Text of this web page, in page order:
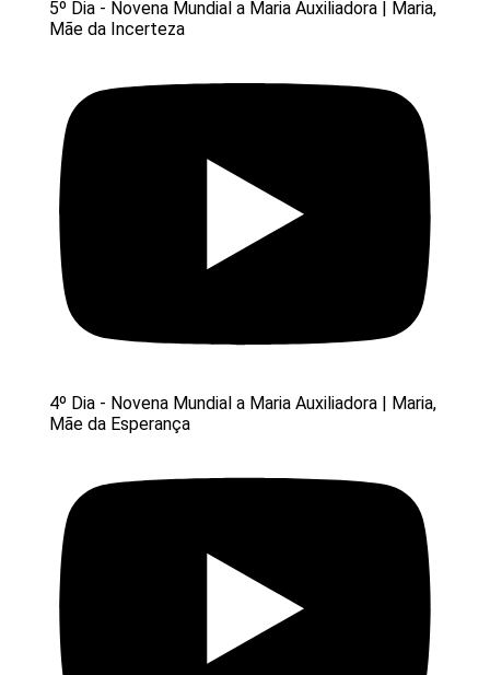
5º Dia - Novena Mundial a Maria Auxiliadora | Maria,
Mãe da Incerteza
4º Dia - Novena Mundial a Maria Auxiliadora | Maria,
Mãe da Esperança